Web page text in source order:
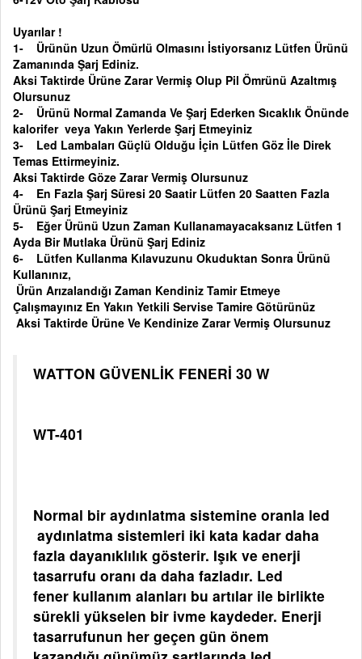
Uyarılar !
1- Ürünün Uzun Ömürlü Olmasını İstiyorsanız Lütfen Ürünü
Zamanında Şarj Ediniz.
Aksi Taktirde Ürüne Zarar Vermiş Olup Pil Ömrünü Azaltmış
Olursunuz
2- Ürünü Normal Zamanda Ve Şarj Ederken Sıcaklık Önünde
kalorifer veya Yakın Yerlerde Şarj Etmeyiniz
3- Led Lambaları Güçlü Olduğu İçin Lütfen Göz İle Direk
Temas Ettirmeyiniz.
Aksi Taktirde Göze Zarar Vermiş Olursunuz
4- En Fazla Şarj Süresi 20 Saatir Lütfen 20 Saatten Fazla
Ürünü Şarj Etmeyiniz
5- Eğer Ürünü Uzun Zaman Kullanamayacaksanız Lütfen 1
Ayda Bir Mutlaka Ürünü Şarj Ediniz
6- Lütfen Kullanma Kılavuzunu Okuduktan Sonra Ürünü
Kullanınız,
Ürün Arızalandığı Zaman Kendiniz Tamir Etmeye
Çalışmayınız En Yakın Yetkili Servise Tamire Götürünüz
Aksi Taktirde Ürüne Ve Kendinize Zarar Vermiş Olursunuz
WATTON GÜVENLİK FENERİ 30 W
WT-401
Normal bir aydınlatma sistemine oranla led
aydınlatma sistemleri iki kata kadar daha
fazla dayanıklılık gösterir. Işık ve enerji
tasarrufu oranı da daha fazladır. Led
fener kullanım alanları bu artılar ile birlikte
sürekli yükselen bir ivme kaydeder. Enerji
tasarrufunun her geçen gün önem